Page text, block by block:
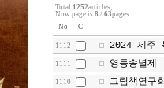
Total 1252articles,
Now page is 8 / 63pages
No
C
1112 2024 제주
1111 영등송별제
1110 그림책연구